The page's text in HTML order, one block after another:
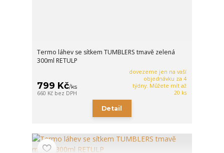
Termo láhev se sítkem TUMBLERS tmavě zelená
300ml RETULP
799 Kč/ks
660 Kč bez DPH
dovezeme jen na vaší
objednávku za 4
týdny. Můžete mít až
20 ks
Detail